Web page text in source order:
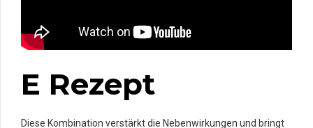
E Rezept
Diese Kombination verstärkt die Nebenwirkungen und bringt